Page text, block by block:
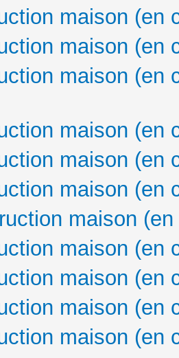
maison (en
maison (en
maison (en
maison (en
maison (en
maison (en
maison
maison (en
maison (en
maison (en
maison (en